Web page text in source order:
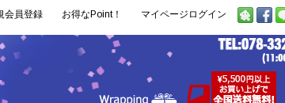
会員登録 お得なPoint！ マイページログイン